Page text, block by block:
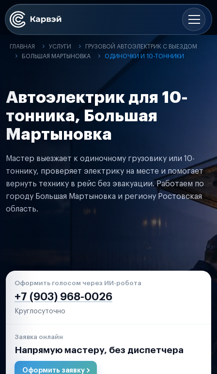
ГЛАВНАЯ УСЛУГИ
ГРУЗОВОЙ АВТОЭЛЕКТРИК С ВЫЕЗДОМ
БОЛЬШАЯ МАРТЫНОВКА
ОДИНОЧКИ И 10-ТОННИКИ
Автоэлектрик для 10-
тонника, Большая
Мартыновка
Мастер выезжает к одиночному грузовику или 10-
тоннику, проверяет электрику на месте и помогает
вернуть технику в рейс без эвакуации. Работаем по
городу Большая Мартыновка и региону Ростовская
область.
Оформить голосом через ИИ-робота
+7 (903) 968-0026
Круглосуточно
Заявка онлайн
Напрямую мастеру, без диспетчера
Оформить заявку